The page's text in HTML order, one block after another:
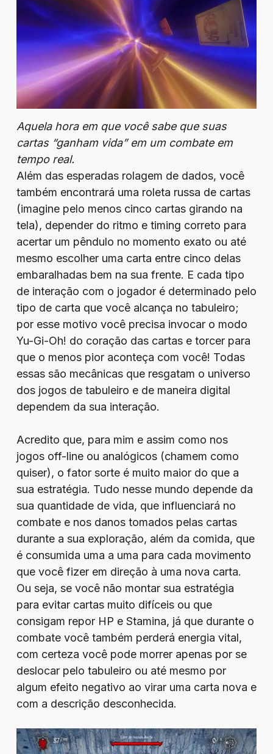
Aquela hora em que você sabe que suas
cartas “ganham vida” em um combate em
tempo real.
Além das esperadas rolagem de dados, você
também encontrará uma roleta russa de cartas
(imagine pelo menos cinco cartas girando na
tela), depender do ritmo e timing correto para
acertar um pêndulo no momento exato ou até
mesmo escolher uma carta entre cinco delas
embaralhadas bem na sua frente. E cada tipo
de interação com o jogador é determinado pelo
tipo de carta que você alcança no tabuleiro;
por esse motivo você precisa invocar o modo
Yu-Gi-Oh! do coração das cartas e torcer para
que o menos pior aconteça com você! Todas
essas são mecânicas que resgatam o universo
dos jogos de tabuleiro e de maneira digital
dependem da sua interação.
Acredito que, para mim e assim como nos
jogos off-line ou analógicos (chamem como
quiser), o fator sorte é muito maior do que a
sua estratégia. Tudo nesse mundo depende da
sua quantidade de vida, que influenciará no
combate e nos danos tomados pelas cartas
durante a sua exploração, além da comida, que
é consumida uma a uma para cada movimento
que você fizer em direção à uma nova carta.
Ou seja, se você não montar sua estratégia
para evitar cartas muito difíceis ou que
consigam repor HP e Stamina, já que durante o
combate você também perderá energia vital,
com certeza você pode morrer apenas por se
deslocar pelo tabuleiro ou até mesmo por
algum efeito negativo ao virar uma carta nova e
com a descrição desconhecida.